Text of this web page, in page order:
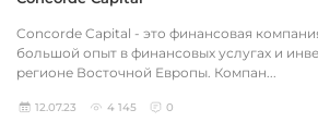
Concorde Capital - это финансовая
большой опыт в финансовых услугах и
регионе Восточной Европы. Компан...
12.07.23 4 145 0